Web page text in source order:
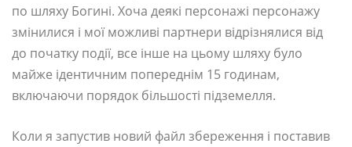
по шляху Богині. Хоча деякі персонажі персонажу
змінилися і мої можливі партнери відрізнялися від
до початку події, все інше на цьому шляху було
майже ідентичним попереднім 15 годинам,
включаючи порядок більшості підземелля.
Коли я запустив новий файл збереження і поставив